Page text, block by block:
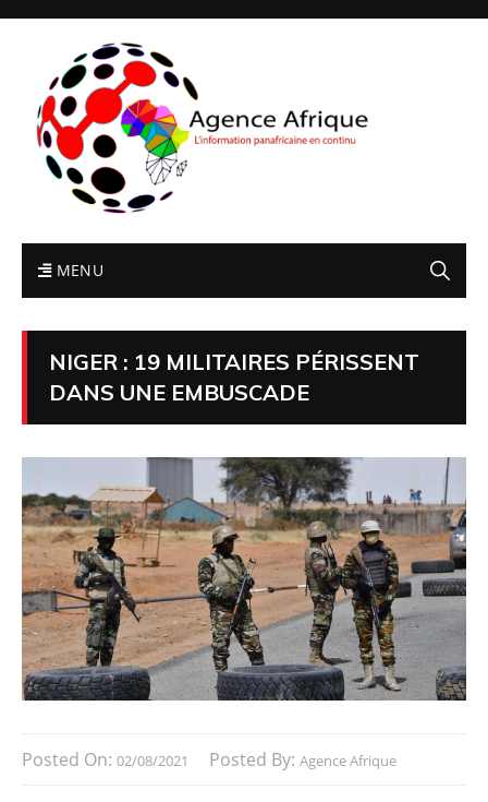
MENU
NIGER : 19 MILITAIRES PÉRISSENT
DANS UNE EMBUSCADE
Posted On: 02/08/2021 Posted By: Agence Afrique